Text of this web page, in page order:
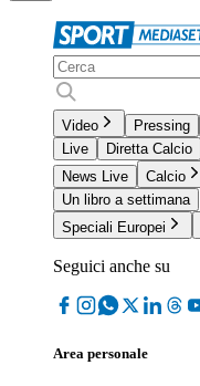
Video Pressing
Live
Diretta Calcio
News Live
Calcio
Un libro a settimana
Speciali Europei
Seguici anche su
Area personale